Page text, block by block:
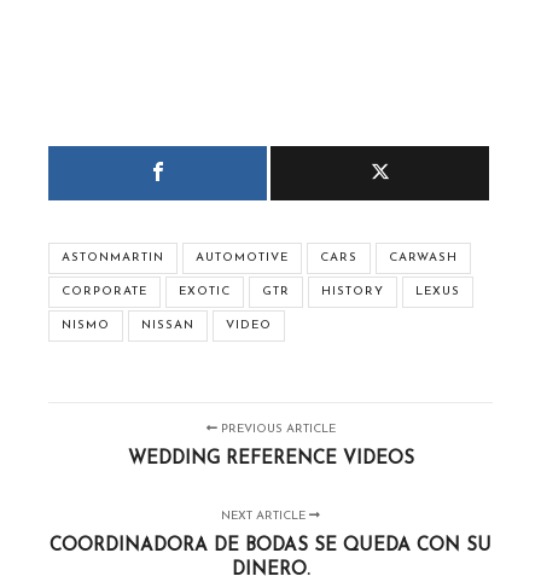
ASTONMARTIN AUTOMOTIVE CARS CARWASH
CORPORATE EXOTIC GTR HISTORY LEXUS
NISMO NISSAN VIDEO
PREVIOUS ARTICLE
WEDDING REFERENCE VIDEOS
NEXT ARTICLE
COORDINADORA DE BODAS SE QUEDA CON SU
DINERO.